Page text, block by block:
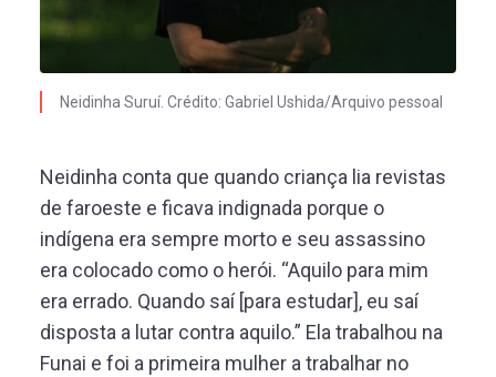
Neidinha Suruí. Crédito: Gabriel Ushida/Arquivo pessoal
Neidinha conta que quando criança lia revistas
de faroeste e ficava indignada porque o
indígena era sempre morto e seu assassino
era colocado como o herói. “Aquilo para mim
era errado. Quando saí [para estudar], eu saí
disposta a lutar contra aquilo.” Ela trabalhou na
Funai e foi a primeira mulher a trabalhar no